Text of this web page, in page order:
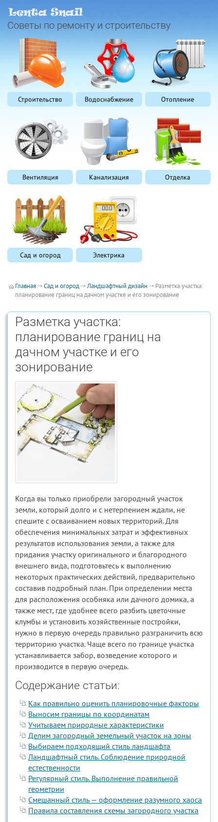
Советы по ремонту и строительству
Строительство Водоснабжение Отопление
Вентиляция Канализация Отделка
Сад и огород Электрика
Главная Сад и огород Ландшафтный дизайн
Разметка участка:
планирование границ на дачном участке и его зонирование
Разметка участка:
планирование границ на
дачном участке и его
зонирование
Когда вы только приобрели загородный участок
земли, который долго и с нетерпением ждали, не
спешите с осваиванием новых территорий. Для
обеспечения минимальных затрат и эффективных
результатов использования земли, а также для
придания участку оригинального и благородного
внешнего вида, подготовьтесь к выполнению
некоторых практических действий, предварительно
составив подробный план. При определении места
для расположения особняка или дачного домика, а
также мест, где удобнее всего разбить цветочные
клумбы и установить хозяйственные постройки,
нужно в первую очередь правильно разграничить всю
территорию участка. Чаще всего по границе участка
устанавливается забор, возведение которого и
производится в первую очередь.
Содержание статьи:
Как правильно оценить планировочные факторы
Выносим границы по координатам
Учитываем природные характеристики
Делим загородный земельный участок на зоны
Выбираем подходящий стиль ландшафта
Ландшафтный стиль. Соблюдение природной
естественности
Регулярный стиль. Выполнение правильной
геометрии
Смешанный стиль — оформление разумного хаоса
Правила составления схемы загородного участка